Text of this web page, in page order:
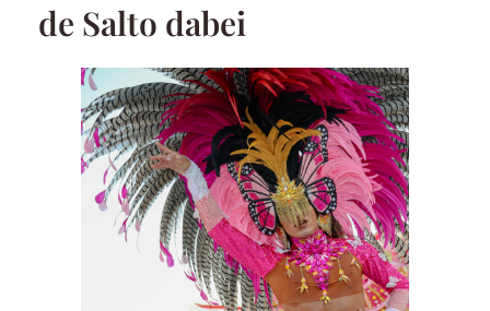
de Salto dabei